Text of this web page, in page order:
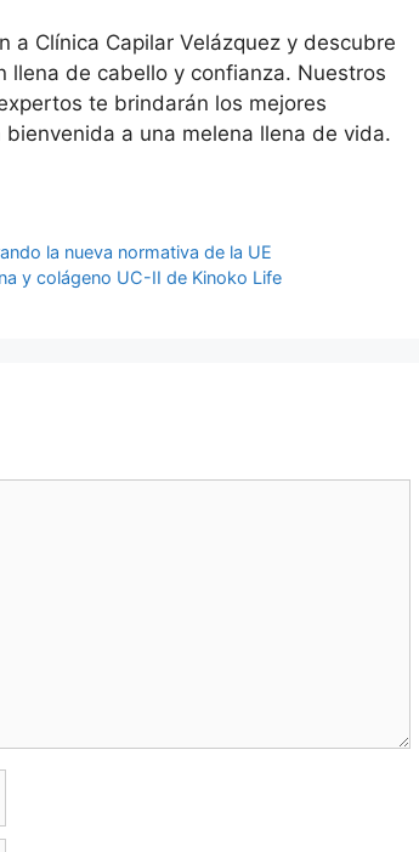
a Clínica Capilar Velázquez y descubre
llena de cabello y confianza. Nuestros
te brindarán los mejores
a una melena llena de vida.
la nueva normativa de la UE
y colágeno UC-II de Kinoko Life